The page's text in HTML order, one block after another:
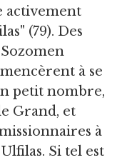
activement
(79). Des
à se
petit nombre,
Grand, et
à
Si tel est